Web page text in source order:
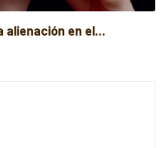
alienación en el...